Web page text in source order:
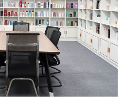
De son design
innovantes, chaque
vos rituels
appréciation plus
de la vie. Rejoignez-nous
ère de plaisir du café,